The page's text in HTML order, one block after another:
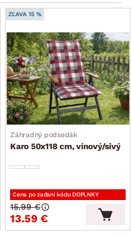
ZĽAVA 15 %
Záhradný podsedák
Karo 50x118 cm, vínový/sivý
Cena po zadaní kódu DOPLNKY
13.59 €
15.99 €